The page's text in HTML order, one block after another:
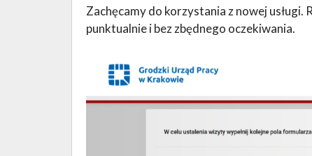
Zachęcamy do korzystania z nowej
punktualnie i bez zbędnego oczekiwania.